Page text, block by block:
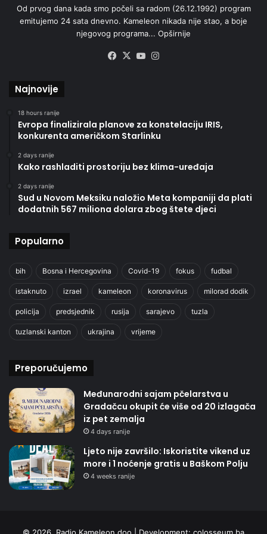
Od prvog dana kada smo počeli sa radom (26.12.1992) program
emitujemo 24 sata dnevno. Kameleon nikada nije stao, a boje
njegovog programa... Opširnije
Facebook
X YouTube
Najnovije
18 hours ranije
Evropa finalizirala planove za konstelaciju IRIS,
konkurenta američkom Starlinku
2 days ranije
Kako rashladiti prostoriju bez klima-uređaja
2 days ranije
Sud u Novom Meksiku naložio Meta kompaniji da plati
dodatnih 567 miliona dolara zbog štete djeci
Popularno
bih Bosna i Hercegovina Covid-19 fokus fudbal
istaknuto izrael kameleon koronavirus milorad dodik
policija predsjednik rusija sarajevo tuzla
tuzlanski kanton ukrajina vrijeme
Preporučujemo
Međunarodni sajam pčelarstva u
Gradačcu okupit će više od 20 izlagača
iz pet zemalja
4 days ranije
Ljeto nije završilo: Iskoristite vikend uz
more i 1 noćenje gratis u Baškom Polju
4 weeks ranije